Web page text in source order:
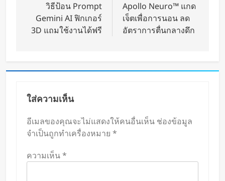
วิธีป้อน Prompt
Gemini AI ฟิกเกอร์
3D แถมใช้งานได้ฟรี
Apollo Neuro™ แกด
เจ็ตเพื่อการนอน ลด
อัตราการตื่นกลางดึก
ใส่ความเห็น
อีเมลของคุณจะไม่แสดงให้คนอื่นเห็น ช่องข้อมูล
จำเป็นถูกทำเครื่องหมาย *
ความเห็น*